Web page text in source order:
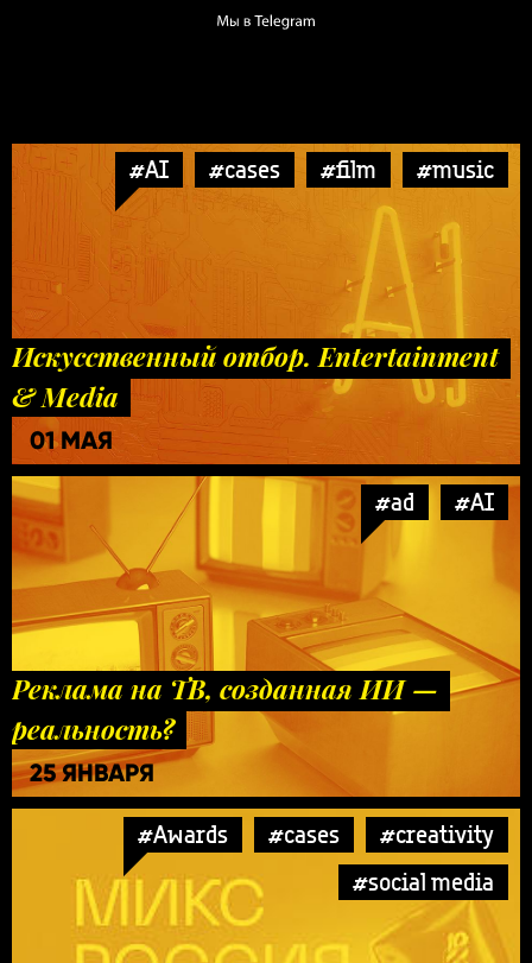
#AI #cases #film #music
Искусственный отбор. Entertainment
& Media
01 МАЯ
#ad #AI
Реклама на ТВ, созданная ИИ —
реальность?
25 ЯНВАРЯ
#Awards #cases
#creativity
#social media